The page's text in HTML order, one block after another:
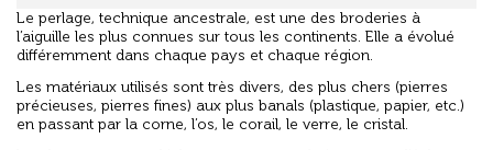
Le perlage, technique ancestrale, est une des broderies à
l’aiguille les plus connues sur tous les continents. Elle a évolué
différemment dans chaque pays et chaque région.
Les matériaux utilisés sont très divers, des plus chers (pierres
précieuses, pierres fines) aux plus banals (plastique, papier, etc.)
en passant par la corne, l’os, le corail, le verre, le cristal.